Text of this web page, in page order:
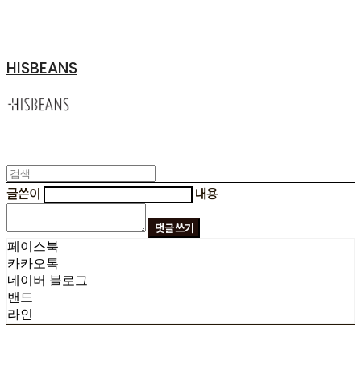
HISBEANS
글쓴이 내용
댓글 쓰기
페이스북
카카오톡
네이버 블로그
밴드
라인